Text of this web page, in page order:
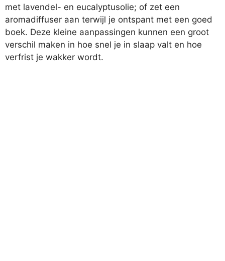
met lavendel- en eucalyptusolie; of zet een
aromadiffuser aan terwijl je ontspant met een goed
boek. Deze kleine aanpassingen kunnen een groot
verschil maken in hoe snel je in slaap valt en hoe
verfrist je wakker wordt.